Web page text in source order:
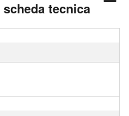
tecnica